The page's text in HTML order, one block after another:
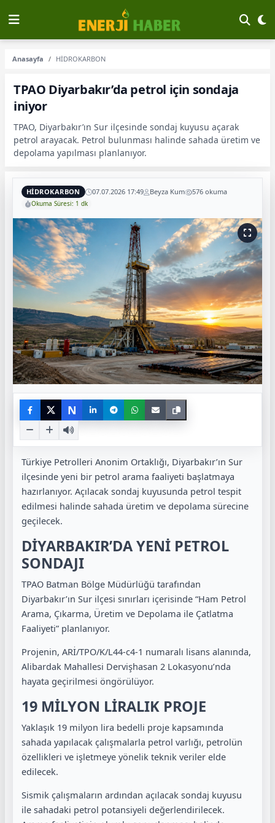
Anasayfa HİDROKARBON
TPAO Diyarbakır’da petrol için sondaja
iniyor
TPAO, Diyarbakır’ın Sur ilçesinde sondaj kuyusu açarak
petrol arayacak. Petrol bulunması halinde sahada üretim ve
depolama yapılması planlanıyor.
HİDROKARBON 07.07.2026 17:49 Beyza Kum 576 okuma
Okuma Süresi: 1 dk
N
Türkiye Petrolleri Anonim Ortaklığı, Diyarbakır’ın Sur
ilçesinde yeni bir petrol arama faaliyeti başlatmaya
hazırlanıyor. Açılacak sondaj kuyusunda petrol tespit
edilmesi halinde sahada üretim ve depolama sürecine
geçilecek.
DİYARBAKIR’DA YENİ PETROL
SONDAJI
TPAO Batman Bölge Müdürlüğü tarafından
Diyarbakır’ın Sur ilçesi sınırları içerisinde “Ham Petrol
Arama, Çıkarma, Üretim ve Depolama ile Çatlatma
Faaliyeti” planlanıyor.
Projenin, ARİ/TPO/K/L44-c4-1 numaralı lisans alanında,
Alibardak Mahallesi Dervişhasan 2 Lokasyonu’nda
hayata geçirilmesi öngörülüyor.
19 MİLYON LİRALIK PROJE
Yaklaşık 19 milyon lira bedelli proje kapsamında
sahada yapılacak çalışmalarla petrol varlığı, petrolün
özellikleri ve işletmeye yönelik teknik veriler elde
edilecek.
Sismik çalışmaların ardından açılacak sondaj kuyusu
ile sahadaki petrol potansiyeli değerlendirilecek.